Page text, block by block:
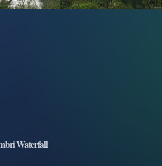
Waterfall